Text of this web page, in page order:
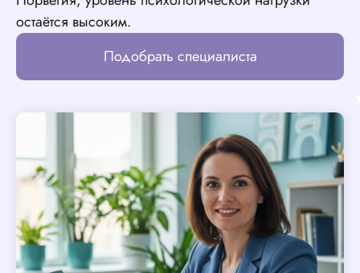
остаётся высоким.
Подобрать специалиста